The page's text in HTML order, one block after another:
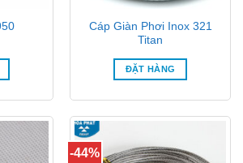
Cáp Giàn Phơi Inox 321
Titan
ĐẶT HÀNG
-44%